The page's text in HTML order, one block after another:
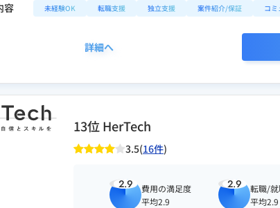
容 未経験OK 転職支援 独立支援 案件紹介/保証 コミ
詳細へ
13位 HerTech
3.5(16件)
2.9
費用の満足度
平均2.9
2.9
転職/
平均2.9